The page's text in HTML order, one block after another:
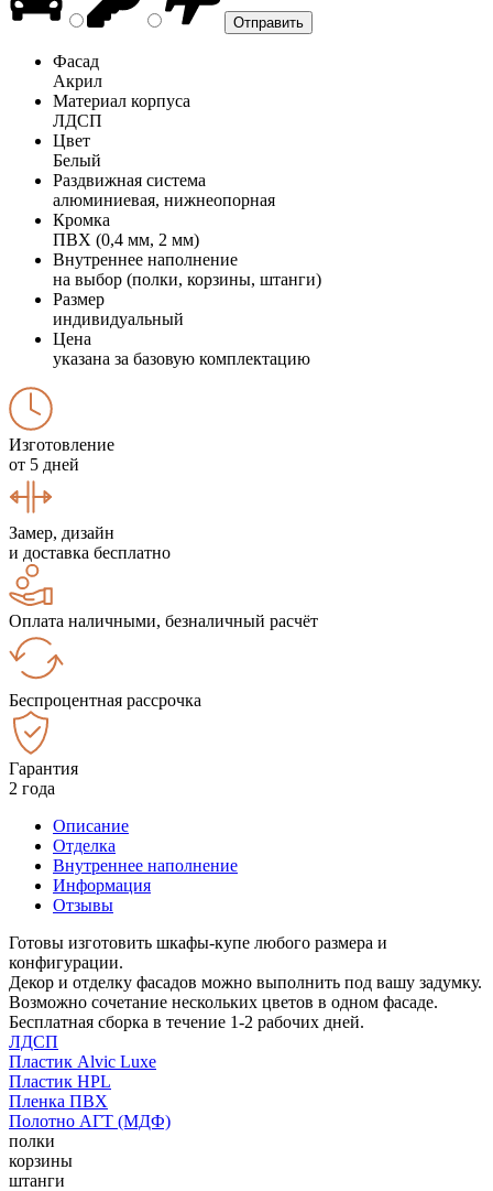
Фасад
Акрил
Материал корпуса
ЛДСП
Цвет
Белый
Раздвижная система
алюминиевая, нижнеопорная
Кромка
ПВХ (0,4 мм, 2 мм)
Внутреннее наполнение
на выбор (полки, корзины, штанги)
Размер
индивидуальный
Цена
указана за базовую комплектацию
Изготовление
от 5 дней
Замер, дизайн
и доставка бесплатно
Оплата наличными, безналичный расчёт
Беспроцентная рассрочка
Гарантия
2 года
Описание
Отделка
Внутреннее наполнение
Информация
Отзывы
Готовы изготовить шкафы-купе любого размера и
конфигурации.
Декор и отделку фасадов можно выполнить под вашу задумку.
Возможно сочетание нескольких цветов в одном фасаде.
Бесплатная сборка в течение 1-2 рабочих дней.
ЛДСП
Пластик Alvic Luxe
Пластик HPL
Пленка ПВХ
Полотно АГТ (МДФ)
полки
корзины
штанги